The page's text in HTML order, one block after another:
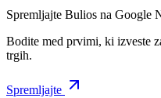
Spremljajte Bulios na Google
Bodite med prvimi, ki izveste
trgih.
Spremljajte